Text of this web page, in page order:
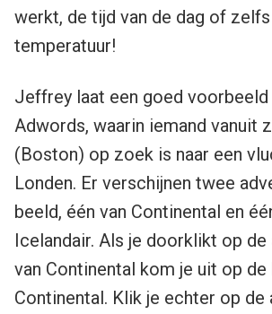
werkt, de tijd van de dag of
temperatuur!
Jeffrey laat een goed voorbeeld
Adwords, waarin iemand vanuit
(Boston) op zoek is naar een
Londen. Er verschijnen twee
beeld, één van Continental en
Icelandair. Als je doorklikt op
van Continental kom je uit op de
Continental. Klik je echter op de